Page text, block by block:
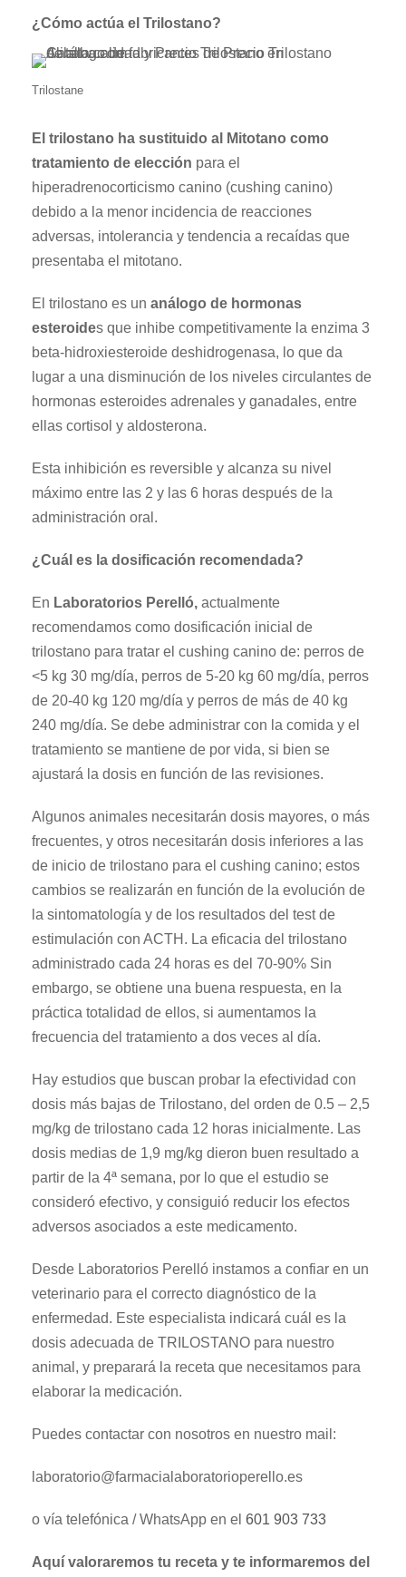
¿Cómo actúa el Trilostano?
Trilostane
El trilostano ha sustituido al Mitotano como
tratamiento de elección para el
hiperadrenocorticismo canino (cushing canino)
debido a la menor incidencia de reacciones
adversas, intolerancia y tendencia a recaídas que
presentaba el mitotano.
El trilostano es un análogo de hormonas
esteroides que inhibe competitivamente la enzima 3
beta-hidroxiesteroide deshidrogenasa, lo que da
lugar a una disminución de los niveles circulantes de
hormonas esteroides adrenales y ganadales, entre
ellas cortisol y aldosterona.
Esta inhibición es reversible y alcanza su nivel
máximo entre las 2 y las 6 horas después de la
administración oral.
¿Cuál es la dosificación recomendada?
En Laboratorios Perelló, actualmente
recomendamos como dosificación inicial de
trilostano para tratar el cushing canino de: perros de
<5 kg 30 mg/día, perros de 5-20 kg 60 mg/día, perros
de 20-40 kg 120 mg/día y perros de más de 40 kg
240 mg/día. Se debe administrar con la comida y el
tratamiento se mantiene de por vida, si bien se
ajustará la dosis en función de las revisiones.
Algunos animales necesitarán dosis mayores, o más
frecuentes, y otros necesitarán dosis inferiores a las
de inicio de trilostano para el cushing canino; estos
cambios se realizarán en función de la evolución de
la sintomatología y de los resultados del test de
estimulación con ACTH. La eficacia del trilostano
administrado cada 24 horas es del 70-90% Sin
embargo, se obtiene una buena respuesta, en la
práctica totalidad de ellos, si aumentamos la
frecuencia del tratamiento a dos veces al día.
Hay estudios que buscan probar la efectividad con
dosis más bajas de Trilostano, del orden de 0.5 – 2,5
mg/kg de trilostano cada 12 horas inicialmente. Las
dosis medias de 1,9 mg/kg dieron buen resultado a
partir de la 4ª semana, por lo que el estudio se
consideró efectivo, y consiguió reducir los efectos
adversos asociados a este medicamento.
Desde Laboratorios Perelló instamos a confiar en un
veterinario para el correcto diagnóstico de la
enfermedad. Este especialista indicará cuál es la
dosis adecuada de TRILOSTANO para nuestro
animal, y preparará la receta que necesitamos para
elaborar la medicación.
Puedes contactar con nosotros en nuestro mail:
laboratorio@farmacialaboratorioperello.es
o vía telefónica / WhatsApp en el 601 903 733
Aquí valoraremos tu receta y te informaremos del